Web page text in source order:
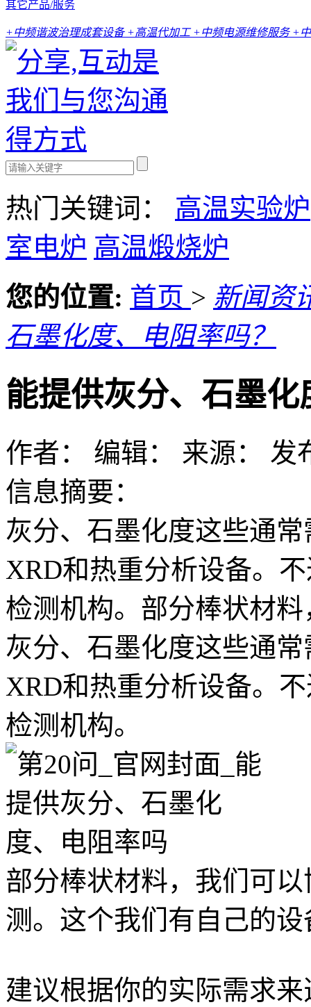
其它产品/服务
+中频谐波治理成套设备 +高温代加工+中频电源维修服务 +
热门关键词： 高温实验炉
室电炉 高温煅烧炉
您的位置: 首页 > 新闻资
石墨化度、电阻率吗？
能提供灰分、石墨
作者： 编辑： 来源： 发
信息摘要：
灰分、石墨化度这些通
XRD和热重分析设备。
检测机构。部分棒状材
灰分、石墨化度这些通
XRD和热重分析设备。
检测机构。
部分棒状材料，我们可
测。这个我们有自己的
建议根据你的实际需求